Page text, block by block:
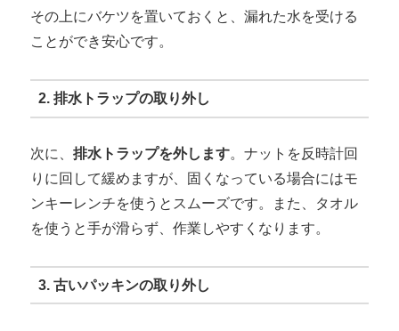
その上にバケツを置いておくと、漏れた水を受ける
ことができ安心です。
2. 排水トラップの取り外し
次に、 排水トラップを外します。ナットを反時計回
りに回して緩めますが、固くなっている場合にはモ
ンキーレンチを使うとスムーズです。また、タオル
を使うと手が滑らず、作業しやすくなります。
3. 古いパッキンの取り外し